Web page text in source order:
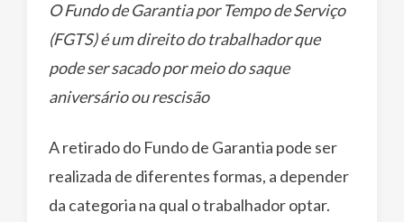
O Fundo de Garantia por Tempo de Serviço
(FGTS) é um direito do trabalhador que
pode ser sacado por meio do saque
aniversário ou rescisão
A retirado do Fundo de Garantia pode ser
realizada de diferentes formas, a depender
da categoria na qual o trabalhador optar.